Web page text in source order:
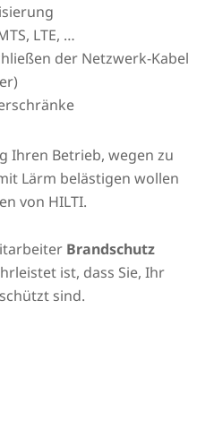
LTE, …
der Netzwerk-Kabel
Ihren Betrieb, wegen zu
Lärm belästigen wollen
von HILTI.
Brandschutz
ist, dass Sie, Ihr
sind.